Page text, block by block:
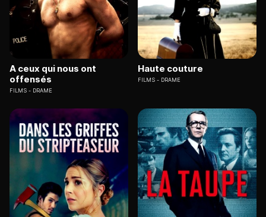
A ceux qui nous ont
offensés
FILMS DRAME
Haute couture
FILMS DRAME